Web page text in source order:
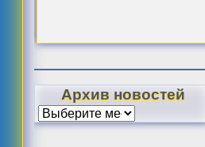
Архив новостей